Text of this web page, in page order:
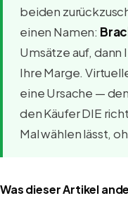
beiden
einen Namen:
Umsätze auf, dann
Ihre Marge.
eine Ursache —
den Käufer DIE
Mal wählen lässt,
Was dieser Artikel